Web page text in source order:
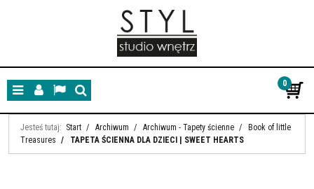
MenuPanelLangSzukaj
0
Jesteś tutaj: Start / Archiwum / Archiwum - Tapety ścienne /
Book of little
Treasures / TAPETA ŚCIENNA DLA DZIECI | SWEET HEARTS